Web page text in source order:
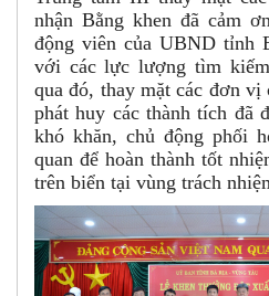
nhận Bằng khen đã cảm
động viên của UBND tỉnh
với các lực lượng tìm
qua đó, thay mặt các đơn
phát huy các thành tích đã
khó khăn, chủ động phối
quan để hoàn thành tốt
trên biển tại vùng trách